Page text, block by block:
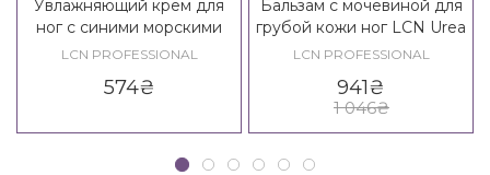
Увлажняющий крем для
ног с синими морскими
водорослями LCN
Blue
LCN PROFESSIONAL
574₴
Бальзам с мочевиной для
грубой кожи ног LCN Urea
25% Foot Balm
LCN PROFESSIONAL
941₴
1 046₴